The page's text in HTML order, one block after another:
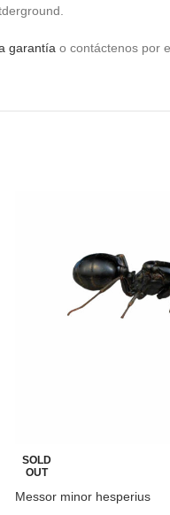
garantía o contáctenos por
SOLD
OUT
Messor minor hesperius